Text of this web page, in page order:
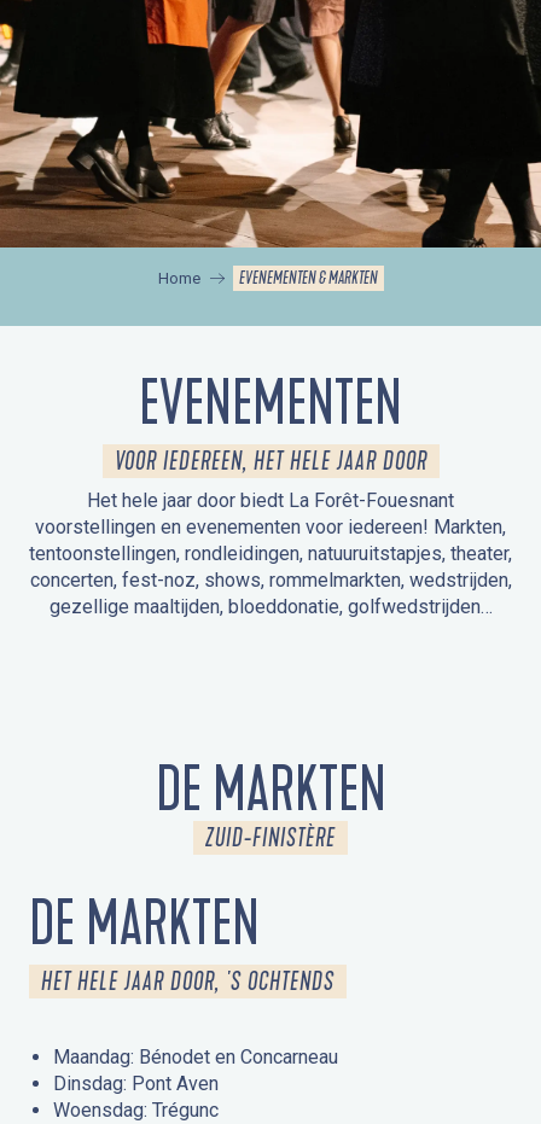
Home EVENEMENTEN & MARKTEN
EVENEMENTEN
VOOR IEDEREEN, HET HELE JAAR DOOR
Het hele jaar door biedt La Forêt-Fouesnant
voorstellingen en evenementen voor iedereen! Markten,
tentoonstellingen, rondleidingen, natuuruitstapjes, theater,
concerten, fest-noz, shows, rommelmarkten, wedstrijden,
gezellige maaltijden, bloeddonatie, golfwedstrijden…
DE MARKTEN
ZUID-FINISTÈRE
DE MARKTEN
HET HELE JAAR DOOR, 'S OCHTENDS
Maandag: Bénodet en Concarneau
Dinsdag: Pont Aven
Woensdag: Trégunc